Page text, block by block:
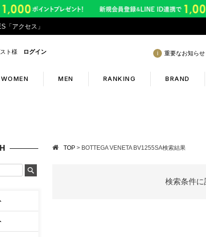
「アクセス」
スト様 ログイン 重要なお知らせ
WOMEN MEN RANKING BRAND
お盆期間も休まず発送！営業について
TOP BOTTEGA VENETA BV1255SA検索結果
検索条件に